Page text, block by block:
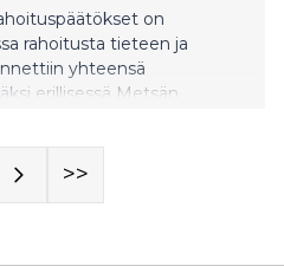
on
rahoitusta tieteen ja
yhteensä
erillisessä Metsän
hankkeille.
>>